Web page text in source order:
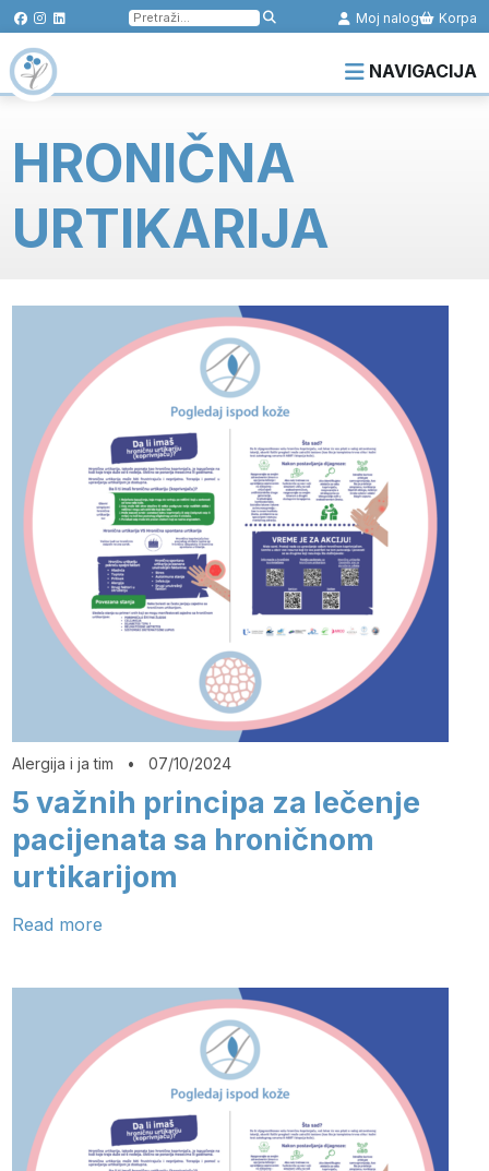
Pretraga
za:
Moj nalog Korpa
NAVIGACIJA
HRONIČNA
URTIKARIJA
Alergija i ja tim •07/10/2024
5 važnih principa za lečenje
pacijenata sa hroničnom
urtikarijom
Read more